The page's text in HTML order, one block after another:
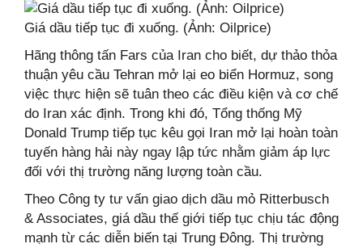
Giá dầu tiếp tục đi xuống. (Ảnh: Oilprice)
Hãng thông tấn Fars của Iran cho biết, dự thảo thỏa
thuận yêu cầu Tehran mở lại eo biển Hormuz, song
việc thực hiện sẽ tuân theo các điều kiện và cơ chế
do Iran xác định. Trong khi đó, Tổng thống Mỹ
Donald Trump tiếp tục kêu gọi Iran mở lại hoàn toàn
tuyến hàng hải này ngay lập tức nhằm giảm áp lực
đối với thị trường năng lượng toàn cầu.
Theo Công ty tư vấn giao dịch dầu mỏ Ritterbusch
& Associates, giá dầu thế giới tiếp tục chịu tác động
mạnh từ các diễn biến tại Trung Đông. Thị trường